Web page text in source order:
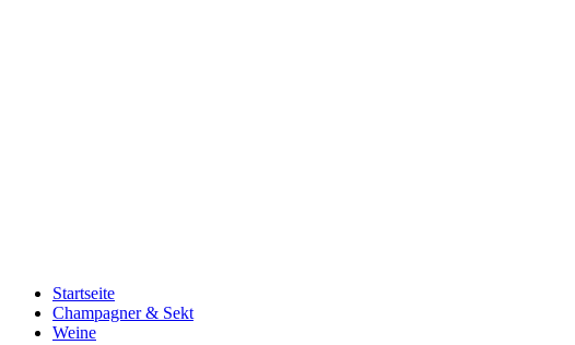
Startseite
Champagner & Sekt
Weine